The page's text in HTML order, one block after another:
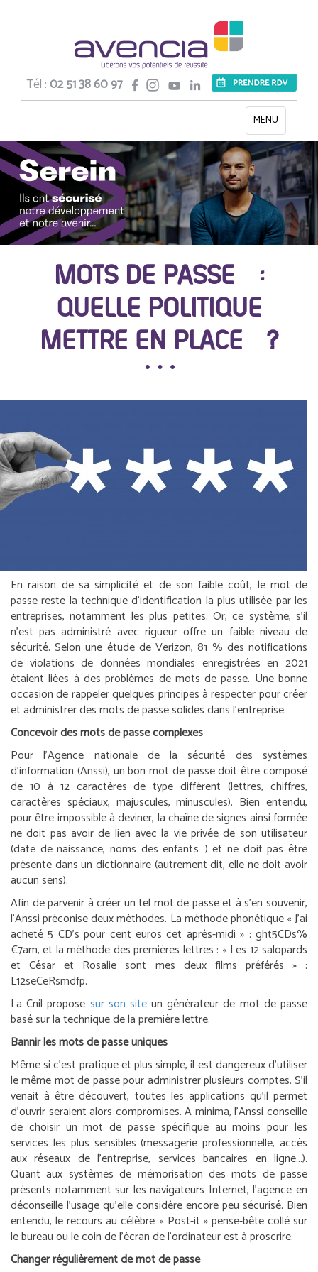
Tél :02 51 38 60 97
Toggle
navigation
MENU
MOTS DE PASSE :
QUELLE POLITIQUE
METTRE EN PLACE ?
En raison de sa simplicité et de son faible coût, le mot de
passe reste la technique d’identification la plus utilisée par les
entreprises, notamment les plus petites. Or, ce système, s’il
n’est pas administré avec rigueur offre un faible niveau de
sécurité. Selon une étude de Verizon, 81 % des notifications
de violations de données mondiales enregistrées en 2021
étaient liées à des problèmes de mots de passe. Une bonne
occasion de rappeler quelques principes à respecter pour créer
et administrer des mots de passe solides dans l’entreprise.
Concevoir des mots de passe complexes
Pour l’Agence nationale de la sécurité des systèmes
d’information (Anssi), un bon mot de passe doit être composé
de 10 à 12 caractères de type différent (lettres, chiffres,
caractères spéciaux, majuscules, minuscules). Bien entendu,
pour être impossible à deviner, la chaîne de signes ainsi formée
ne doit pas avoir de lien avec la vie privée de son utilisateur
(date de naissance, noms des enfants…) et ne doit pas être
présente dans un dictionnaire (autrement dit, elle ne doit avoir
aucun sens).
Afin de parvenir à créer un tel mot de passe et à s’en souvenir,
l’Anssi préconise deux méthodes. La méthode phonétique « J’ai
acheté 5 CD’s pour cent euros cet après-midi » : ght5CDs%
€7am, et la méthode des premières lettres : « Les 12 salopards
et César et Rosalie sont mes deux films préférés » :
L12seCeRsmdfp.
La Cnil propose sur son siteun générateur de mot de passe
basé sur la technique de la première lettre.
Bannir les mots de passe uniques
Même si c’est pratique et plus simple, il est dangereux d’utiliser
le même mot de passe pour administrer plusieurs comptes. S’il
venait à être découvert, toutes les applications qu’il permet
d’ouvrir seraient alors compromises. A minima, l’Anssi conseille
de choisir un mot de passe spécifique au moins pour les
services les plus sensibles (messagerie professionnelle, accès
aux réseaux de l’entreprise, services bancaires en ligne…).
Quant aux systèmes de mémorisation des mots de passe
présents notamment sur les navigateurs Internet, l’agence en
déconseille l’usage qu’elle considère encore peu sécurisé. Bien
entendu, le recours au célèbre « Post-it » pense-bête collé sur
le bureau ou le coin de l’écran de l’ordinateur est à proscrire.
Changer régulièrement de mot de passe